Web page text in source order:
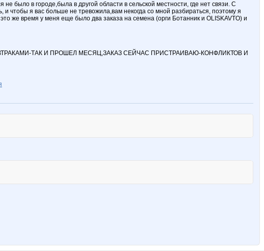
было в городе,была в другой области в сельской местности, где нет связи. С
чтобы я вас больше не тревожила,вам некогда со мной разбираться, поэтому я
же время у меня еще было два заказа на семена (орги Ботанник и OLISKAVTO) и
ТАК И ПРОШЕЛ МЕСЯЦ,ЗАКАЗ СЕЙЧАС ПРИСТРАИВАЮ-КОНФЛИКТОВ И